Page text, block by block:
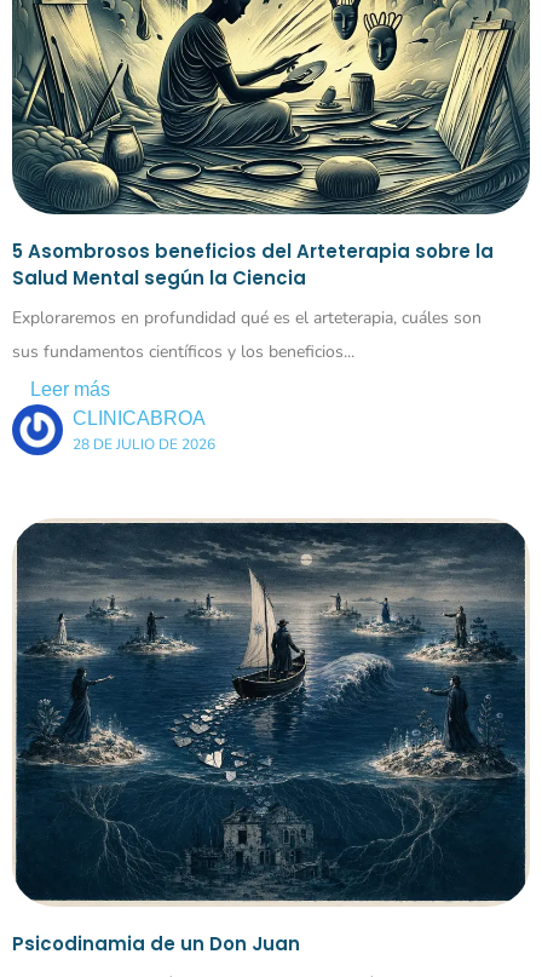
5 Asombrosos beneficios del Arteterapia sobre la
Salud Mental según la Ciencia
Exploraremos en profundidad qué es el arteterapia, cuáles son
sus fundamentos científicos y los beneficios...
Leer más
CLINICABROA
28 DE JULIO DE 2026
Psicodinamia de un Don Juan